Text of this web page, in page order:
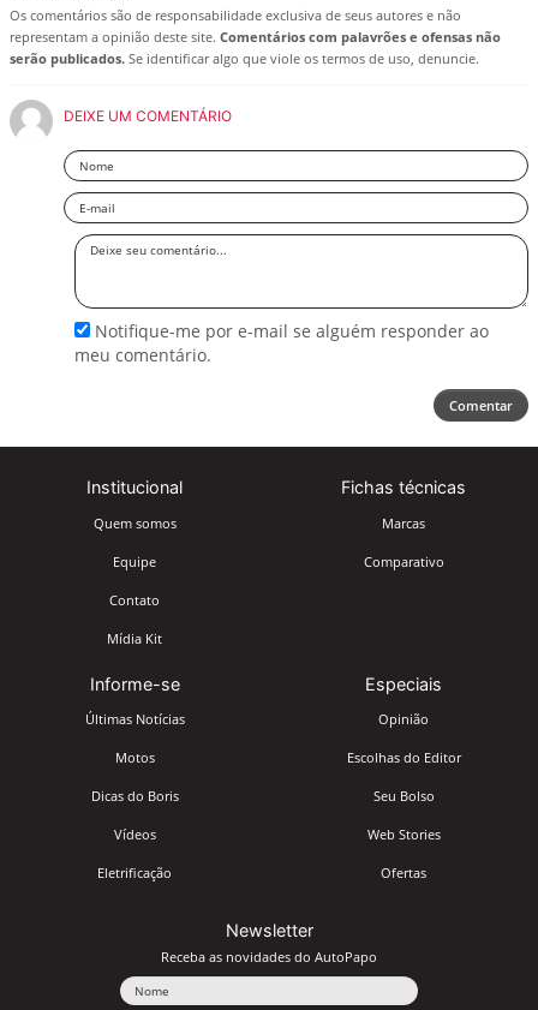
Os comentários são de responsabilidade exclusiva de seus autores e não
representam a opinião deste site. Comentários com palavrões e ofensas não
serão publicados. Se identificar algo que viole os termos de uso, denuncie.
DEIXE UM COMENTÁRIO
Nome
Email
Deixe
Notifique-me por e-mail se alguém responder ao
meu comentário.
Comentar
Institucional
Quem somos
Equipe
Contato
Mídia Kit
Fichas técnicas
Marcas
Comparativo
Informe-se
Últimas Notícias
Motos
Dicas do Boris
Vídeos
Eletrificação
Especiais
Opinião
Escolhas do Editor
Seu Bolso
Web Stories
Ofertas
Newsletter
Receba as novidades do AutoPapo